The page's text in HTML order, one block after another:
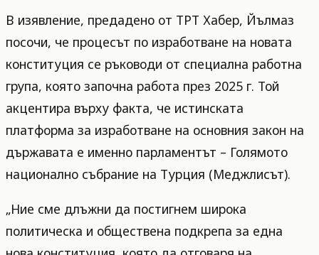
В изявление, предадено от ТРТ Хабер, Йълмаз
посочи, че процесът по изработване на новата
конституция се ръководи от специална работна
група, която започна работа през 2025 г. Той
акцентира върху факта, че истинската
платформа за изработване на основния закон на
държавата е именно парламентът – Голямото
национално събрание на Турция (Меджлисът).
„Ние сме длъжни да постигнем широка
политическа и обществена подкрепа за една